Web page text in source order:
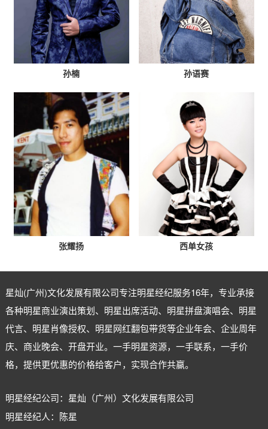
孙楠 孙语赛
张耀扬 西单女孩
星灿(广州)文化发展有限公司专注明星经纪服务16年，专业承接
各种明星商业演出策划、明星出席活动、明星拼盘演唱会、明星
代言、明星肖像授权、明星网红翻包带货等企业年会、企业周年
庆、商业晚会、开盘开业。一手明星资源，一手联系，一手价
格，提供更优惠的价格给客户，实现合作共赢。
明星经纪公司：星灿（广州）文化发展有限公司
明星经纪人：陈星